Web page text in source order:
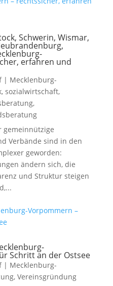
Schwerin, Wismar,
erfahren und
| Mecklenburg-
, sozialwirtschaft,
,
gemeinnützige
Verbände sind in den
geworden:
ändern sich, die
und Struktur steigen
Schritt an der Ostsee
| Mecklenburg-
, Vereinsgründung